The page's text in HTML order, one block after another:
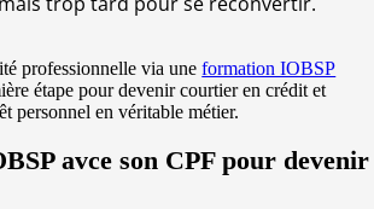
professionnelle via uneformation IOBSP
étape pour devenir courtier en crédit et
personnel en véritable métier.
avce son CPF pour devenir